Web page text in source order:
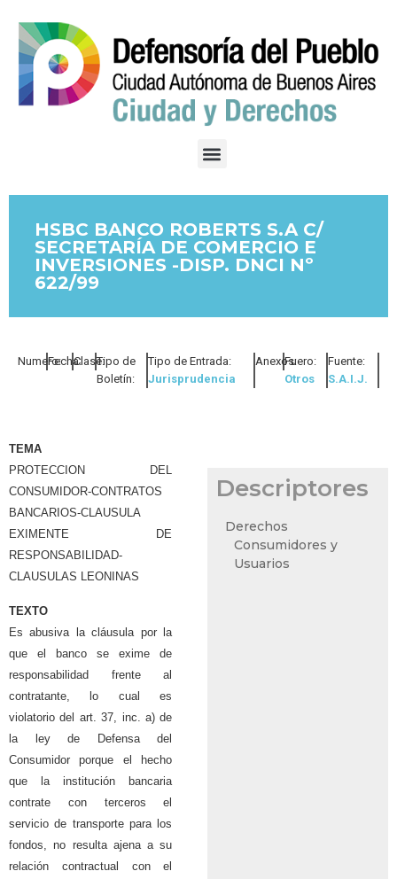
HSBC BANCO ROBERTS S.A C/
SECRETARÍA DE COMERCIO E
INVERSIONES -DISP. DNCI Nº
622/99
Numero:Fecha:Clase:Tipo de
Boletín:
Tipo de Entrada:
Jurisprudencia
Anexos:Fuero:
Otros
Fuente:
S.A.I.J.
TEMA
PROTECCION DEL
CONSUMIDOR-CONTRATOS
BANCARIOS-CLAUSULA
EXIMENTE DE
RESPONSABILIDAD-
CLAUSULAS LEONINAS
TEXTO
Es abusiva la cláusula por la
que el banco se exime de
responsabilidad frente al
contratante, lo cual es
violatorio del art. 37, inc. a) de
la ley de Defensa del
Consumidor porque el hecho
que la institución bancaria
contrate con terceros el
servicio de transporte para los
fondos, no resulta ajena a su
relación contractual con el
Descriptores
Derechos
Consumidores y
Usuarios